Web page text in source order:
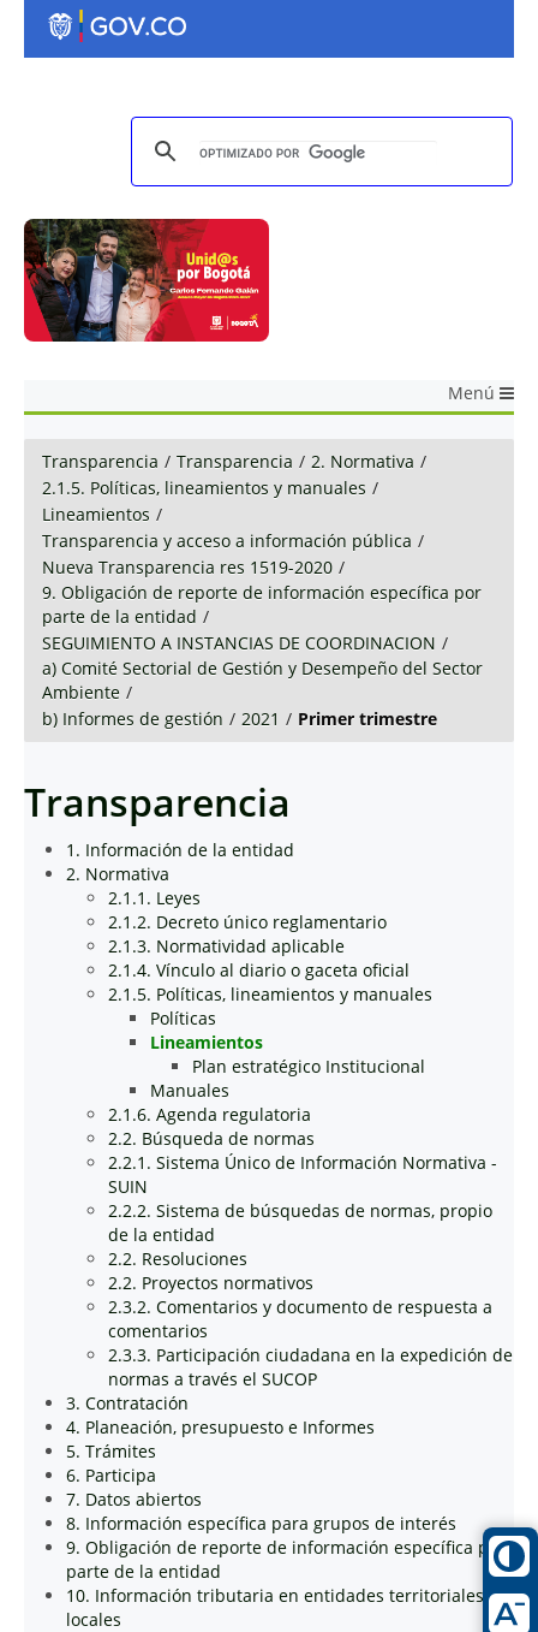
Menú
Transparencia / Transparencia / 2. Normativa /
2.1.5. Políticas, lineamientos y manuales /
Lineamientos /
Transparencia y acceso a información pública /
Nueva Transparencia res 1519-2020 /
9. Obligación de reporte de información específica por
parte de la entidad /
SEGUIMIENTO A INSTANCIAS DE COORDINACION /
a) Comité Sectorial de Gestión y Desempeño del Sector
Ambiente /
b) Informes de gestión / 2021 / Primer trimestre
Transparencia
1. Información de la entidad
2. Normativa
2.1.1. Leyes
2.1.2. Decreto único reglamentario
2.1.3. Normatividad aplicable
2.1.4. Vínculo al diario o gaceta oficial
2.1.5. Políticas, lineamientos y manuales
Políticas
Lineamientos
Plan estratégico Institucional
Manuales
2.1.6. Agenda regulatoria
2.2. Búsqueda de normas
2.2.1. Sistema Único de Información Normativa -
SUIN
2.2.2. Sistema de búsquedas de normas, propio
de la entidad
2.2. Resoluciones
2.2. Proyectos normativos
2.3.2. Comentarios y documento de respuesta a
comentarios
2.3.3. Participación ciudadana en la expedición de
normas a través el SUCOP
3. Contratación
4. Planeación, presupuesto e Informes
5. Trámites
6. Participa
7. Datos abiertos
8. Información específica para grupos de interés
9. Obligación de reporte de información específica por
parte de la entidad
10. Información tributaria en entidades territoriales
locales